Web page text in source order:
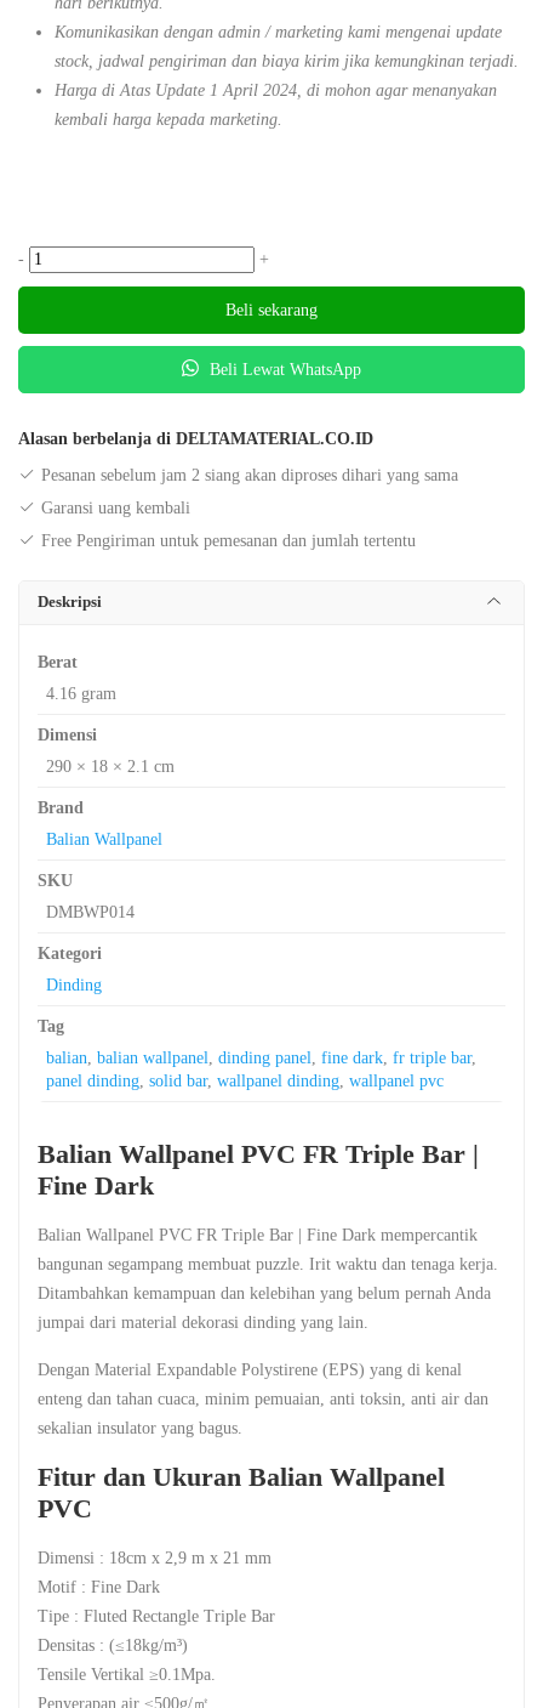
Komunikasikan dengan admin / marketing kami mengenai update
stock, jadwal pengiriman dan biaya kirim jika kemungkinan terjadi.
Harga di Atas Update 1 April 2024, di mohon agar menanyakan
kembali harga kepada marketing.
- +
Beli sekarang
Beli Lewat WhatsApp
Alasan berbelanja di DELTAMATERIAL.CO.ID
Pesanan sebelum jam 2 siang akan diproses dihari yang sama
Garansi uang kembali
Free Pengiriman untuk pemesanan dan jumlah tertentu
Deskripsi
Berat
4.16 gram
Dimensi
290 × 18 × 2.1 cm
Brand
Balian Wallpanel
SKU
DMBWP014
Kategori
Dinding
Tag
balian balian wallpanel dinding panel fine dark fr triple bar,
panel dinding solid bar, wallpanel dinding wallpanel pvc
Balian Wallpanel PVC FR Triple Bar |
Fine Dark
Balian Wallpanel PVC FR Triple Bar | Fine Dark mempercantik
bangunan segampang membuat puzzle. Irit waktu dan tenaga kerja.
Ditambahkan kemampuan dan kelebihan yang belum pernah Anda
jumpai dari material dekorasi dinding yang lain.
Dengan Material Expandable Polystirene (EPS) yang di kenal
enteng dan tahan cuaca, minim pemuaian, anti toksin, anti air dan
sekalian insulator yang bagus.
Fitur dan Ukuran Balian Wallpanel
PVC
Dimensi : 18cm x 2,9 m x 21 mm
Motif : Fine Dark
Tipe : Fluted Rectangle Triple Bar
Densitas : (≤18kg/m³)
Tensile Vertikal ≥0.1Mpa.
Penyerapan air ≤500g/㎡